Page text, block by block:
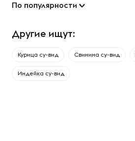
По популярности
Другие ищут:
Курица су-вид Свинина су-вид
Индейка су-вид